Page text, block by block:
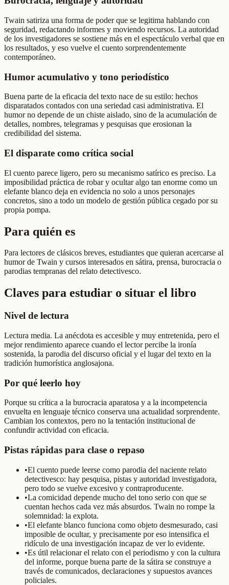
Twain satiriza una forma de poder que se legitima hablando con
seguridad, redactando informes y moviendo recursos. La autoridad
de los investigadores se sostiene más en el espectáculo verbal que en
los resultados, y eso vuelve el cuento sorprendentemente
contemporáneo.
Humor acumulativo y tono periodístico
Buena parte de la eficacia del texto nace de su estilo: hechos
disparatados contados con una seriedad casi administrativa. El
humor no depende de un chiste aislado, sino de la acumulación de
detalles, nombres, telegramas y pesquisas que erosionan la
credibilidad del sistema.
El disparate como crítica social
El cuento parece ligero, pero su mecanismo satírico es preciso. La
imposibilidad práctica de robar y ocultar algo tan enorme como un
elefante blanco deja en evidencia no solo a unos personajes
concretos, sino a todo un modelo de gestión pública cegado por su
propia pompa.
Para quién es
Para lectores de clásicos breves, estudiantes que quieran acercarse al
humor de Twain y cursos interesados en sátira, prensa, burocracia o
parodias tempranas del relato detectivesco.
Claves para estudiar o situar el libro
Nivel de lectura
Lectura media. La anécdota es accesible y muy entretenida, pero el
mejor rendimiento aparece cuando el lector percibe la ironía
sostenida, la parodia del discurso oficial y el lugar del texto en la
tradición humorística anglosajona.
Por qué leerlo hoy
Porque su crítica a la burocracia aparatosa y a la incompetencia
envuelta en lenguaje técnico conserva una actualidad sorprendente.
Cambian los contextos, pero no la tentación institucional de
confundir actividad con eficacia.
Pistas rápidas para clase o repaso
•El cuento puede leerse como parodia del naciente relato
detectivesco: hay pesquisa, pistas y autoridad investigadora,
pero todo se vuelve excesivo y contraproducente.
•La comicidad depende mucho del tono serio con que se
cuentan hechos cada vez más absurdos. Twain no rompe la
solemnidad: la explota.
•El elefante blanco funciona como objeto desmesurado, casi
imposible de ocultar, y precisamente por eso intensifica el
ridículo de una investigación incapaz de ver lo evidente.
•Es útil relacionar el relato con el periodismo y con la cultura
del informe, porque buena parte de la sátira se construye a
través de comunicados, declaraciones y supuestos avances
policiales.